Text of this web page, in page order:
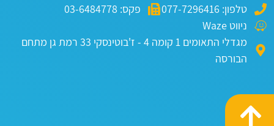
טלפון: 077-7296416
פקס: 03-6484778
ניווט Waze
מגדלי התאומים 1 קומה 4 - ז'בוטינסקי 33 רמת גן מתחם
הבורסה